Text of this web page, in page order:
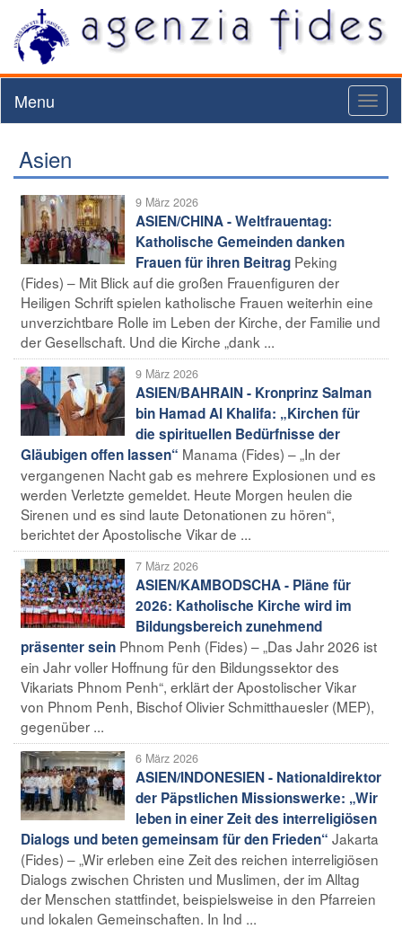
Menu
Asien
9 März 2026
ASIEN/CHINA - Weltfrauentag:
Katholische Gemeinden danken
Frauen für ihren Beitrag Peking
(Fides) – Mit Blick auf die großen Frauenfiguren der
Heiligen Schrift spielen katholische Frauen weiterhin eine
unverzichtbare Rolle im Leben der Kirche, der Familie und
der Gesellschaft. Und die Kirche „dank ...
9 März 2026
ASIEN/BAHRAIN - Kronprinz Salman
bin Hamad Al Khalifa: „Kirchen für
die spirituellen Bedürfnisse der
Gläubigen offen lassen“ Manama (Fides) – „In der
vergangenen Nacht gab es mehrere Explosionen und es
werden Verletzte gemeldet. Heute Morgen heulen die
Sirenen und es sind laute Detonationen zu hören“,
berichtet der Apostolische Vikar de ...
7 März 2026
ASIEN/KAMBODSCHA - Pläne für
2026: Katholische Kirche wird im
Bildungsbereich zunehmend
präsenter sein Phnom Penh (Fides) – „Das Jahr 2026 ist
ein Jahr voller Hoffnung für den Bildungssektor des
Vikariats Phnom Penh“, erklärt der Apostolischer Vikar
von Phnom Penh, Bischof Olivier Schmitthauesler (MEP),
gegenüber ...
6 März 2026
ASIEN/INDONESIEN - Nationaldirektor
der Päpstlichen Missionswerke: „Wir
leben in einer Zeit des interreligiösen
Dialogs und beten gemeinsam für den Frieden“ Jakarta
(Fides) – „Wir erleben eine Zeit des reichen interreligiösen
Dialogs zwischen Christen und Muslimen, der im Alltag
der Menschen stattfindet, beispielsweise in den Pfarreien
und lokalen Gemeinschaften. In Ind ...